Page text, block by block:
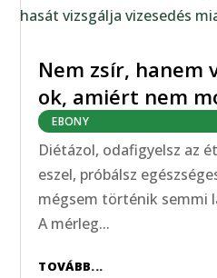
Nem zsír, hanem
ok, amiért nem
EBONY
Diétázol, odafigyelsz az
eszel, próbálsz
mégsem történik semmi
A mérleg...
TOVÁBB...